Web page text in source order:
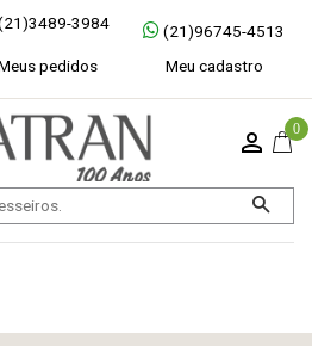
3984
(21)96745-4513
pedidos Meu cadastro
0